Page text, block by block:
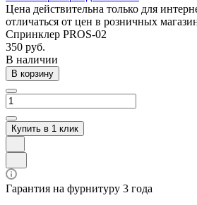
Цена действительна только для
отличаться от цен в розничных
Спринклер PROS-02
350 руб.
В наличии
В корзину
Купить в 1 клик
Гарантия на фурнитуру 3 года